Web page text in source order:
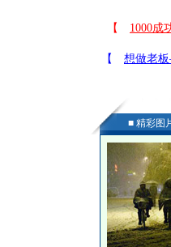
■ 精彩图